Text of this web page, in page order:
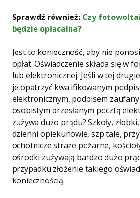
Sprawdź również: Czy
będzie opłacalna?
Jest to konieczność, aby nie
opłat. Oświadczenie składa się w
lub elektronicznej. Jeśli w tej
je opatrzyć kwalifikowanym
elektronicznym, podpisem
osobistym przesłanym pocztą
zużywa dużo prądu? Szkoły,
dzienni opiekunowie, szpitale,
ochotnicze straże pożarne,
ośrodki zużywają bardzo dużo
przypadku złożenie takiego
koniecznością.